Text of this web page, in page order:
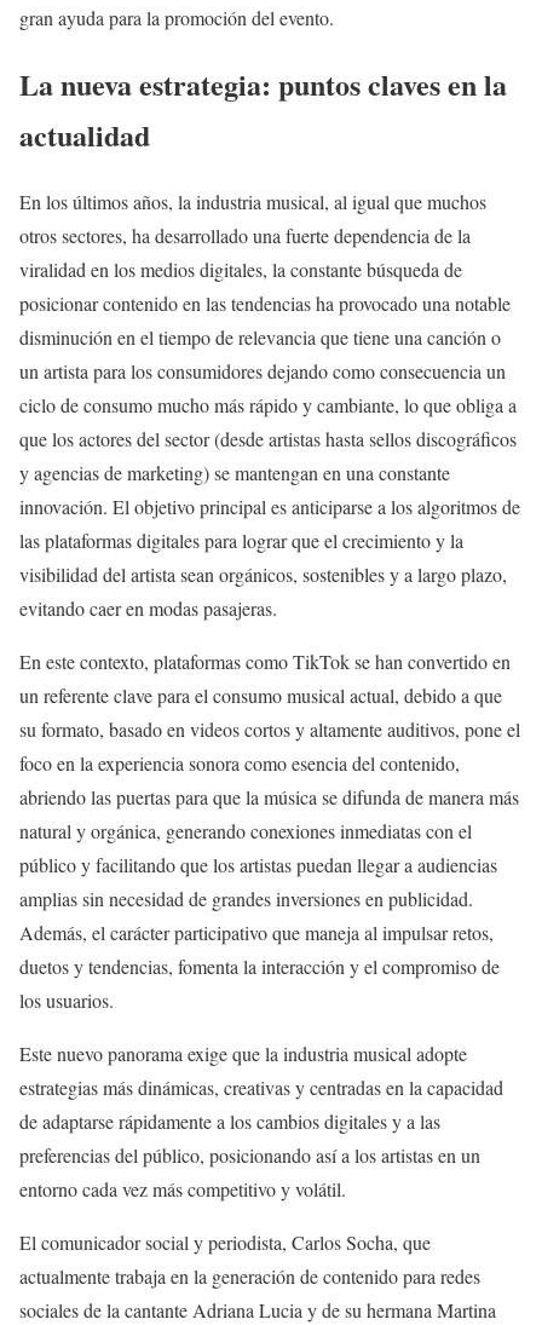
gran ayuda para la promoción del evento.
La nueva estrategia: puntos claves en la
actualidad
En los últimos años, la industria musical, al igual que muchos
otros sectores, ha desarrollado una fuerte dependencia de la
viralidad en los medios digitales, la constante búsqueda de
posicionar contenido en las tendencias ha provocado una notable
disminución en el tiempo de relevancia que tiene una canción o
un artista para los consumidores dejando como consecuencia un
ciclo de consumo mucho más rápido y cambiante, lo que obliga a
que los actores del sector (desde artistas hasta sellos discográficos
y agencias de marketing) se mantengan en una constante
innovación. El objetivo principal es anticiparse a los algoritmos de
las plataformas digitales para lograr que el crecimiento y la
visibilidad del artista sean orgánicos, sostenibles y a largo plazo,
evitando caer en modas pasajeras.
En este contexto, plataformas como TikTok se han convertido en
un referente clave para el consumo musical actual, debido a que
su formato, basado en videos cortos y altamente auditivos, pone el
foco en la experiencia sonora como esencia del contenido,
abriendo las puertas para que la música se difunda de manera más
natural y orgánica, generando conexiones inmediatas con el
público y facilitando que los artistas puedan llegar a audiencias
amplias sin necesidad de grandes inversiones en publicidad.
Además, el carácter participativo que maneja al impulsar retos,
duetos y tendencias, fomenta la interacción y el compromiso de
los usuarios.
Este nuevo panorama exige que la industria musical adopte
estrategias más dinámicas, creativas y centradas en la capacidad
de adaptarse rápidamente a los cambios digitales y a las
preferencias del público, posicionando así a los artistas en un
entorno cada vez más competitivo y volátil.
El comunicador social y periodista, Carlos Socha, que
actualmente trabaja en la generación de contenido para redes
sociales de la cantante Adriana Lucia y de su hermana Martina